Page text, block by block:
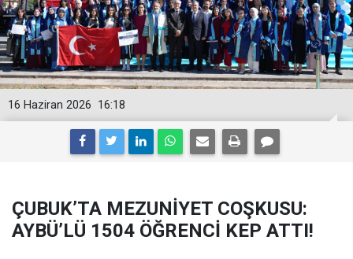
16:18
16 Haziran 2026
ÇUBUK’TA MEZUNİYET COŞKUSU:
AYBÜ’LÜ 1504 ÖĞRENCİ KEP ATTI!